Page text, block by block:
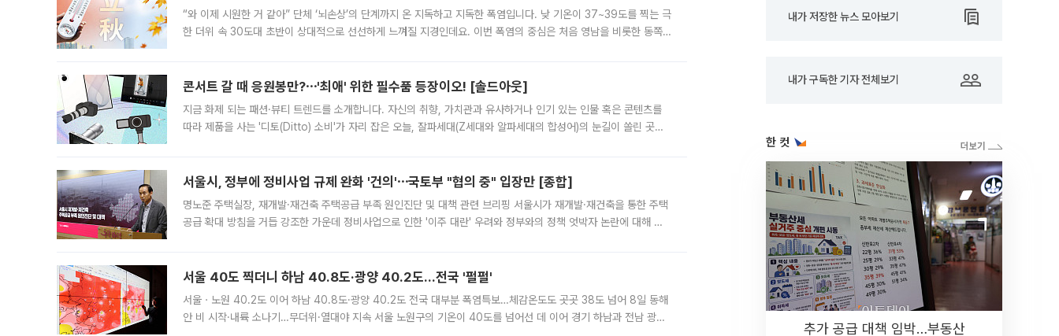
“와 이제 시원한 거 같아” 단체 ‘뇌손상’의 단계까지 온 지독하고 지독한 폭염입니다. 낮 기온이 37~39도를 찍는 극
한 더위 속 30도대 초반이 상대적으로 선선하게 느껴질 지경인데요. 이번 폭염의 중심은 처음 영남을 비롯한 동쪽
콘서트 갈 때 응원봉만?⋯'최애' 위한 필수품 등장이오! [솔드아웃]
지금 화제 되는 패션·뷰티 트렌드를 소개합니다. 자신의 취향, 가치관과 유사하거나 인기 있는 인물 혹은 콘텐츠를
따라 제품을 사는 '디토(Ditto) 소비'가 자리 잡은 오늘, 잘파세대(Z세대와 알파세대의 합성어)의 눈길이 쏠린 곳은
서울시, 정부에 정비사업 규제 완화 '건의'⋯국토부 "협의 중" 입장만 [종합]
명노준 주택실장, 재개발·재건축 주택공급 부족 원인진단 및 대책 관련 브리핑 서울시가 재개발·재건축을 통한 주택
공급 확대 방침을 거듭 강조한 가운데 정비사업으로 인한 '이주 대란' 우려와 정부와의 정책 엇박자 논란에 대해 정
서울 40도 찍더니 하남 40.8도·광양 40.2도…전국 '펄펄'
서울ㆍ노원 40.2도 이어 하남 40.8도·광양 40.2도 전국 대부분 폭염특보…체감온도도 곳곳 38도 넘어 8일 동해
안 비 시작·내륙 소나기…무더위·열대야 지속 서울 노원구의 기온이 40도를 넘어선 데 이어 경기 하남과 전남 광양
내가 저장한 뉴스 모아보기
내가 구독한 기자 전체보기
한 컷
추가 공급 대책 임박…부동산